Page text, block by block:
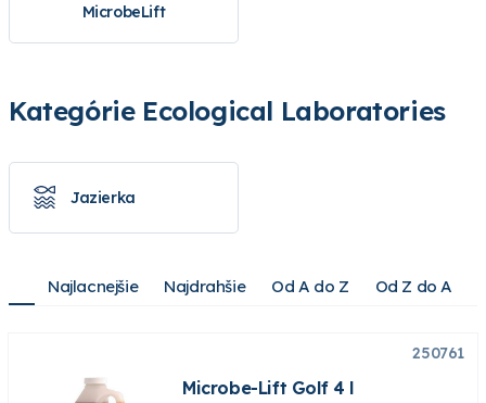
MicrobeLift
Kategórie Ecological Laboratories
Jazierka
Najlacnejšie Najdrahšie Od A do Z Od Z do A
250761
Microbe-Lift Golf 4 l